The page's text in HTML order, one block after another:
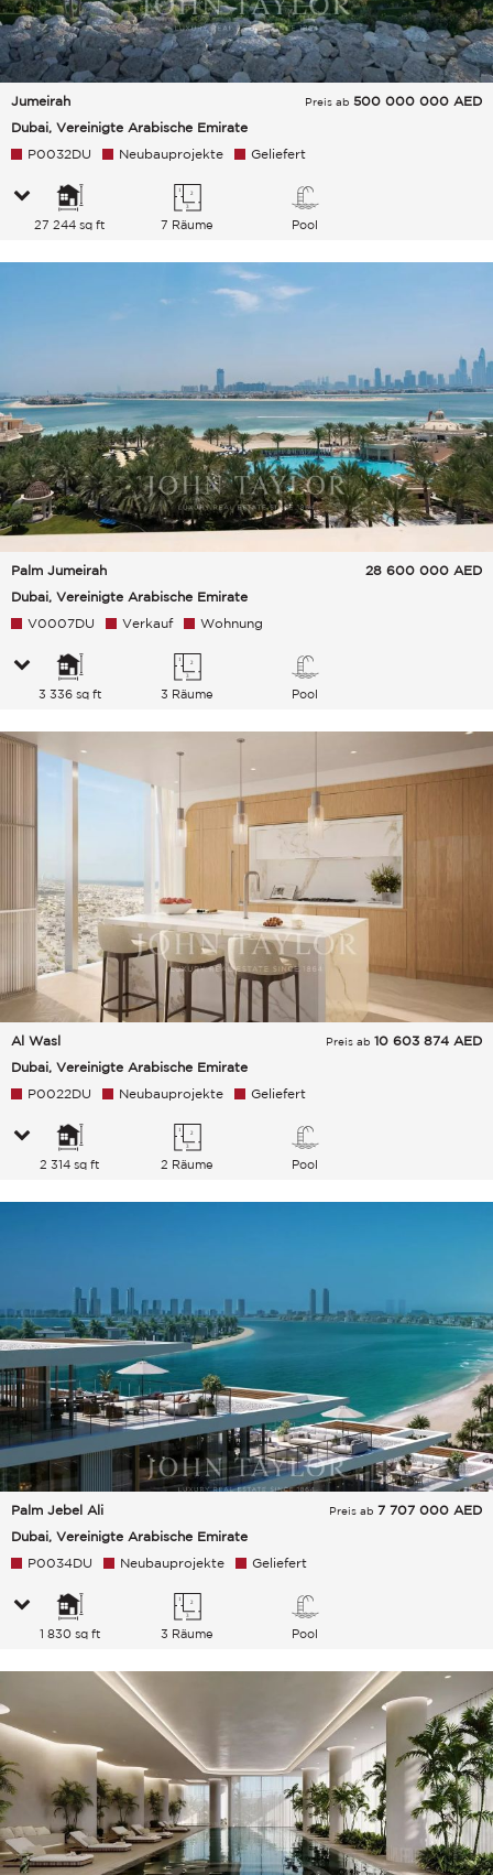
Jumeirah
Dubai, Vereinigte Arabische Emirate
Preis ab 500 000 000 AED
P0032DU Neubauprojekte Geliefert
27 244 sq ft 7 Räume Pool
Palm Jumeirah
Dubai, Vereinigte Arabische Emirate
28 600 000 AED
V0007DU Verkauf Wohnung
3 336 sq ft 3 Räume Pool
Al Wasl
Dubai, Vereinigte Arabische Emirate
Preis ab 10 603 874 AED
P0022DU Neubauprojekte Geliefert
2 314 sq ft 2 Räume Pool
Palm Jebel Ali
Dubai, Vereinigte Arabische Emirate
Preis ab 7 707 000 AED
P0034DU Neubauprojekte Geliefert
1 830 sq ft 3 Räume Pool